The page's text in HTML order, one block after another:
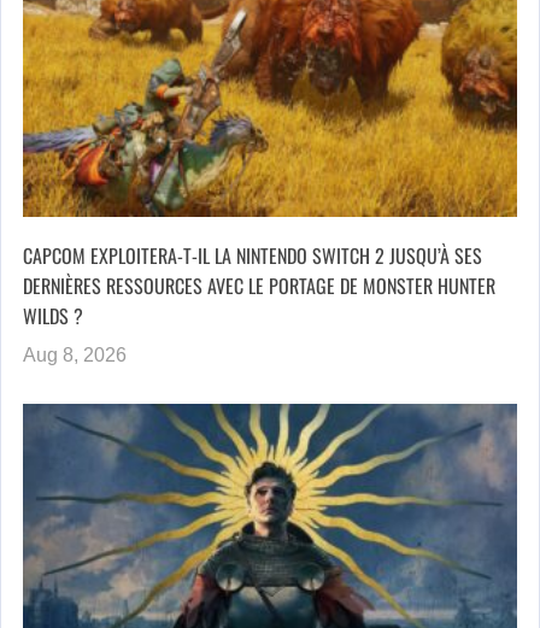
CAPCOM EXPLOITERA-T-IL LA NINTENDO SWITCH 2 JUSQU’À SES
DERNIÈRES RESSOURCES AVEC LE PORTAGE DE MONSTER HUNTER
WILDS ?
Aug 8, 2026